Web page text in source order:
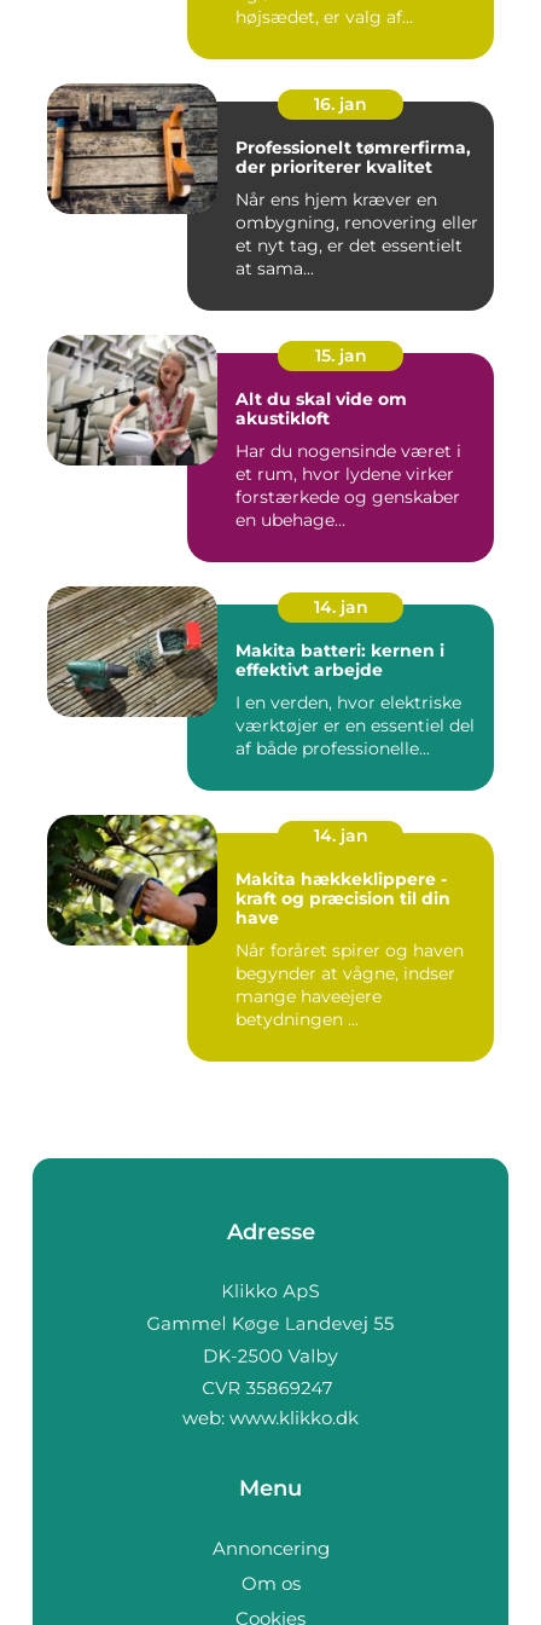
højsædet, er valg af...
16. jan
Professionelt tømrerfirma,
der prioriterer kvalitet
Når ens hjem kræver en
ombygning, renovering eller
et nyt tag, er det essentielt
at sama...
15. jan
Alt du skal vide om
akustikloft
Har du nogensinde været i
et rum, hvor lydene virker
forstærkede og genskaber
en ubehage...
14. jan
Makita batteri: kernen i
effektivt arbejde
I en verden, hvor elektriske
værktøjer er en essentiel del
af både professionelle...
14. jan
Makita hækkeklippere -
kraft og præcision til din
have
Når foråret spirer og haven
begynder at vågne, indser
mange haveejere
betydningen ...
Adresse
web: www.klikko.dk
Menu
Annoncering
Om os
Cookies